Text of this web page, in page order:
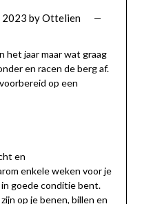
2023 byOttelien
het jaar maar wat graag
en racen de berg af.
op een
en
enkele weken voor je
goede conditie bent.
op je benen, billen en